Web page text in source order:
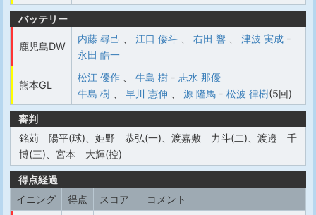
バッテリー
鹿児島DW
内藤 尋己 江口 倭斗 右田 響 津波 実成 -
永田 皓一
熊本GL
松江 優作 牛島 樹 - 志水 那優
牛島 樹
早川 憲伸 源 隆馬 - 松波 律樹(5回)
審判
銘苅 陽平(球)、姫野 恭弘(一)、渡嘉敷 力斗(二)、渡邉 千
博(三)、宮本 大輝(控)
得点経過
イニング
得点 スコア コメント